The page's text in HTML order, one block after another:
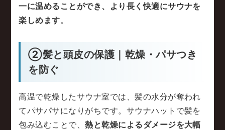
一に温めることができ、より長く快適にサウナを
楽しめます。
②髪と頭皮の保護｜乾燥・パサつき
を防ぐ
高温で乾燥したサウナ室では、髪の水分が奪われ
てパサパサになりがちです。サウナハットで髪を
包み込むことで、熱と乾燥によるダメージを大幅